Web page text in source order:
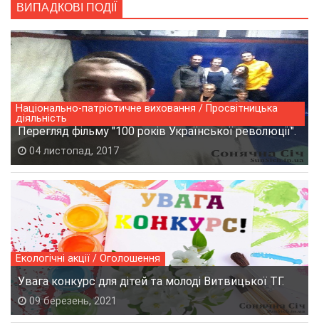
ВИПАДКОВІ ПОДІЇ
Національно-патріотичне виховання / Просвітницька
діяльність
Перегляд фільму "100 років Української революції".
04 листопад, 2017
Екологічні акції / Оголошення
Увага конкурс для дітей та молоді Витвицької ТГ.
09 березень, 2021